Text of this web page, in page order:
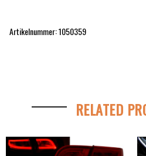
Artikelnummer: 1050359
RELATED